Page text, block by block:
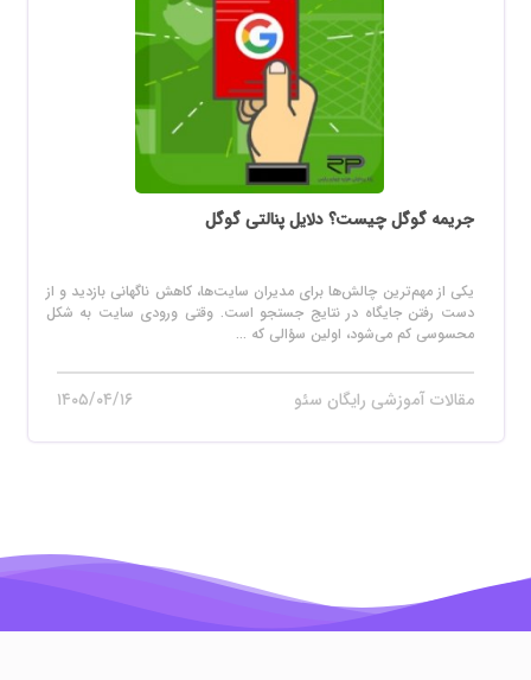
جریمه گوگل چیست؟ دلایل پنالتی گوگل
یکی از مهم‌ترین چالش‌ها برای مدیران سایت‌ها، کاهش ناگهانی بازدید و از
دست رفتن جایگاه در نتایج جستجو است. وقتی ورودی سایت به شکل
محسوسی کم می‌شود، اولین سؤالی که ...
مقالات آموزشی رایگان سئو ۱۴۰۵/۰۴/۱۶